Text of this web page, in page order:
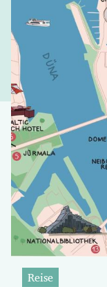
Reise